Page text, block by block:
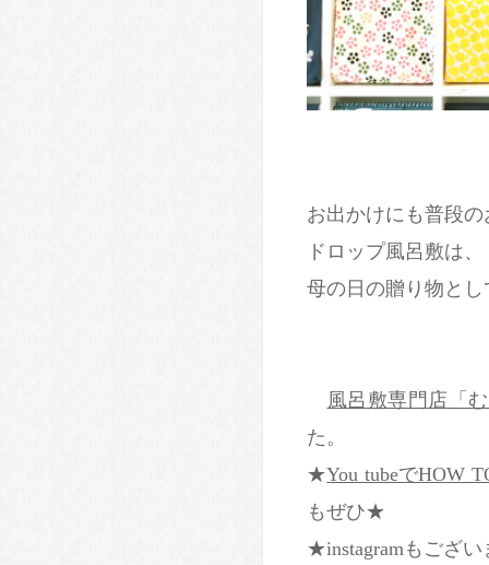
お出かけにも普段
ドロップ風呂敷は、
母の日の贈り物と
風呂敷専門店「
た。
★You tubeでHOW
もぜひ★
★instagramもござ